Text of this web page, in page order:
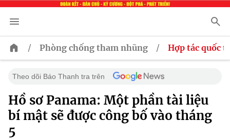
/ Phòng chống tham nhũng / Hợp tác quốc
Theo dõi Báo Thanh tra trên
Hồ sơ Panama: Một phần tài liệu
bí mật sẽ được công bố vào tháng
5